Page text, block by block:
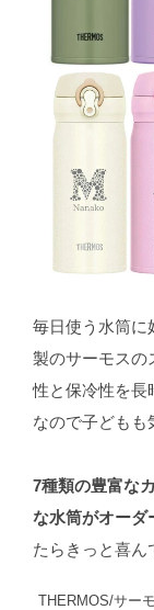
毎日使う水筒に
製のサーモスの
性と保冷性を長
なので子どもも
7種類の豊富な
な水筒がオーダ
たらきっと喜ん
THERMOS/サー